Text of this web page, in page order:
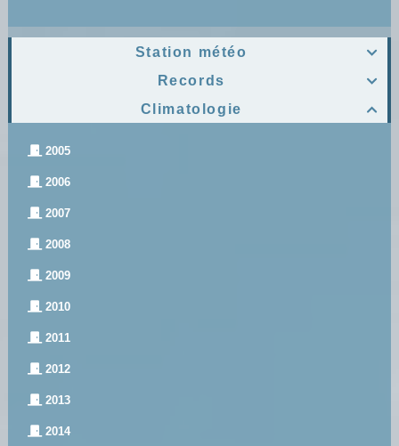

Station météo

Records

Climatologie
2005
2006
2007
2008
2009
2010
2011
2012
2013
2014